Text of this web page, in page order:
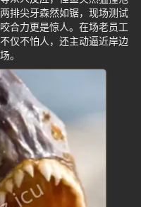
排尖牙森然如锯，现场测试
合力更是惊人。在场老员工
仅不怕人，还主动逼近岸边
。